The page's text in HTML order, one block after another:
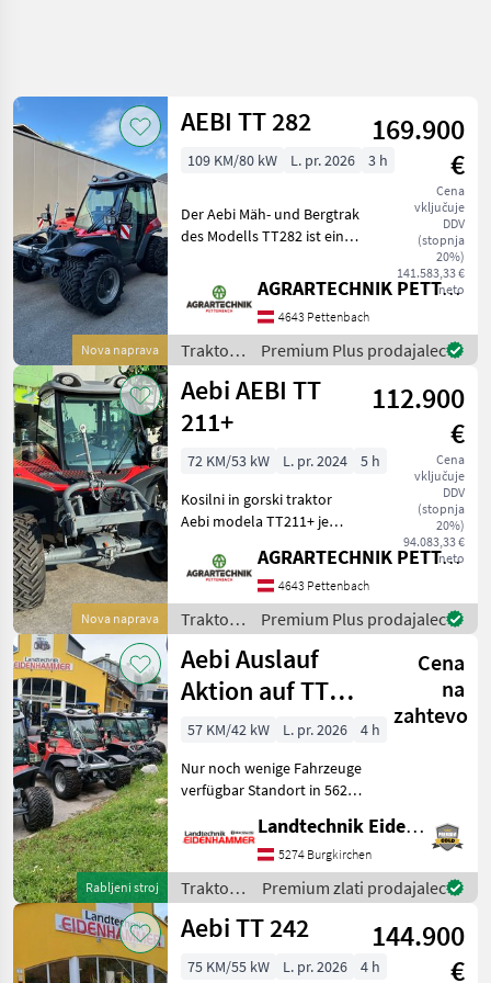
Nova naprava
AEBI TT 282
169.900
€
Cena
vključuje
DDV
(stopnja
20%)
141.583,33 €
neto
109 KM/80 kW L. pr. 2026 3 h
Der Aebi Mäh- und Bergtrak
des Modells TT282 ist ein
vielseitiges Fahrzeug, das
speziell für anspruchsvolle
Arbeiten in der
Landwirtschaft und i
AGRARTECHNIK PETTENBACH GMBH
4643 Pettenbach
Traktor /
Aebi
Premium Plus prodajalec
Nova naprava
Aebi AEBI TT
211+
112.900
€
Cena
vključuje
DDV
(stopnja
20%)
94.083,33 €
neto
72 KM/53 kW L. pr. 2024
5 h
Kosilni in gorski traktor
Aebi modela TT211+ je
vozilo, ki je bilo posebej
razvito za potrebe
kmetijstva in alpskega
terena. Z impresivno močjo
AGRARTECHNIK PETTENBACH GMBH
4643 Pettenbach
Traktor /
Aebi
Premium Plus prodajalec
Rabljeni stroj
Aebi Auslauf
Aktion auf TT
206+ und TT
211+
Cena
na
zahtevo
57 KM/42 kW L. pr. 2026
4 h
Nur noch wenige Fahrzeuge
verfügbar Standort in 5621
Kosilniki in gorski traktor
Landtechnik Eidenhammer GmbH
5274 Burgkirchen
Traktor /
Aebi
Premium zlati prodajalec
Aebi TT 242
144.900
€
75 KM/55 kW L. pr. 2026 4 h